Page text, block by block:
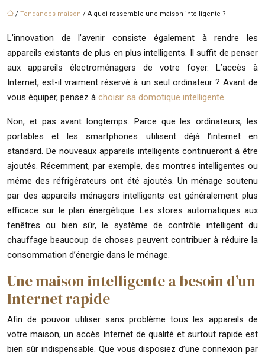
/ Tendances maison / A quoi ressemble une maison intelligente ?
L’innovation de l’avenir consiste également à rendre les
appareils existants de plus en plus intelligents. Il suffit de penser
aux appareils électroménagers de votre foyer. L’accès à
Internet, est-il vraiment réservé à un seul ordinateur ? Avant de
vous équiper, pensez à choisir sa domotique intelligente.
Non, et pas avant longtemps. Parce que les ordinateurs, les
portables et les smartphones utilisent déjà l’internet en
standard. De nouveaux appareils intelligents continueront à être
ajoutés. Récemment, par exemple, des montres intelligentes ou
même des réfrigérateurs ont été ajoutés. Un ménage soutenu
par des appareils ménagers intelligents est généralement plus
efficace sur le plan énergétique. Les stores automatiques aux
fenêtres ou bien sûr, le système de contrôle intelligent du
chauffage beaucoup de choses peuvent contribuer à réduire la
consommation d’énergie dans le ménage.
Une maison intelligente a besoin d’un
Internet rapide
Afin de pouvoir utiliser sans problème tous les appareils de
votre maison, un accès Internet de qualité et surtout rapide est
bien sûr indispensable. Que vous disposiez d’une connexion par